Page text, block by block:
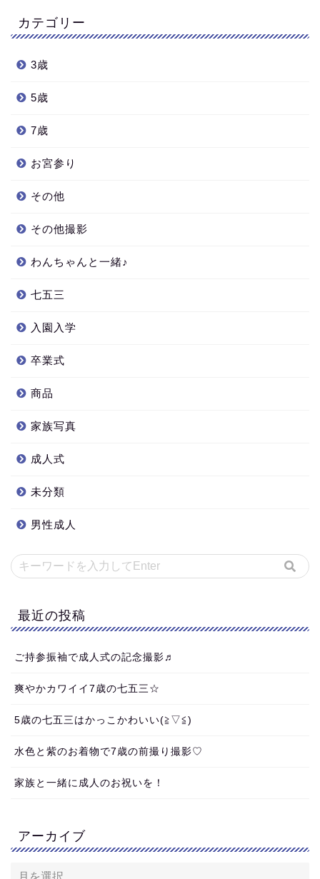
カテゴリー
3歳
5歳
7歳
お宮参り
その他
その他撮影
わんちゃんと一緒♪
七五三
入園入学
卒業式
商品
家族写真
成人式
未分類
男性成人
最近の投稿
ご持参振袖で成人式の記念撮影♬
爽やかカワイイ7歳の七五三☆
5歳の七五三はかっこかわいい(≧▽≦)
水色と紫のお着物で7歳の前撮り撮影♡
家族と一緒に成人のお祝いを！
アーカイブ